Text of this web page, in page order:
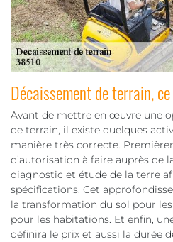
Décaissement de terrain,
Avant de mettre en œuvre une
de terrain, il existe quelques
manière très correcte.
d’autorisation à faire auprès de
diagnostic et étude de la terre
spécifications. Cet
la transformation du sol pour
pour les habitations. Et enfin,
définira le prix et aussi la durée